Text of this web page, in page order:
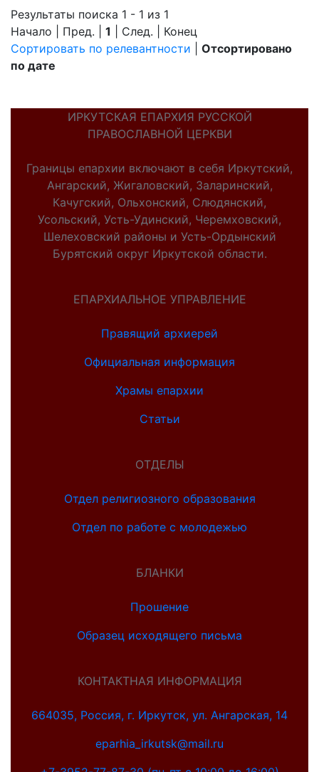
Результаты поиска 1 - 1 из 1
Начало | Пред. | 1 | След. | Конец
Сортировать по релевантности
Отсортировано
по дате
ИРКУТСКАЯ ЕПАРХИЯ РУССКОЙ
ПРАВОСЛАВНОЙ ЦЕРКВИ
Границы епархии включают в себя Иркутский,
Ангарский, Жигаловский, Заларинский,
Качугский, Ольхонский, Слюдянский,
Усольский, Усть-Удинский, Черемховский,
Шелеховский районы и Усть-Ордынский
Бурятский округ Иркутской области.
ЕПАРХИАЛЬНОЕ УПРАВЛЕНИЕ
Правящий архиерей
Официальная информация
Храмы епархии
Статьи
ОТДЕЛЫ
Отдел религиозного образования
Отдел по работе с молодежью
БЛАНКИ
Прошение
Образец исходящего письма
КОНТАКТНАЯ ИНФОРМАЦИЯ
664035, Россия, г. Иркутск, ул. Ангарская, 14
eparhia_irkutsk@mail.ru